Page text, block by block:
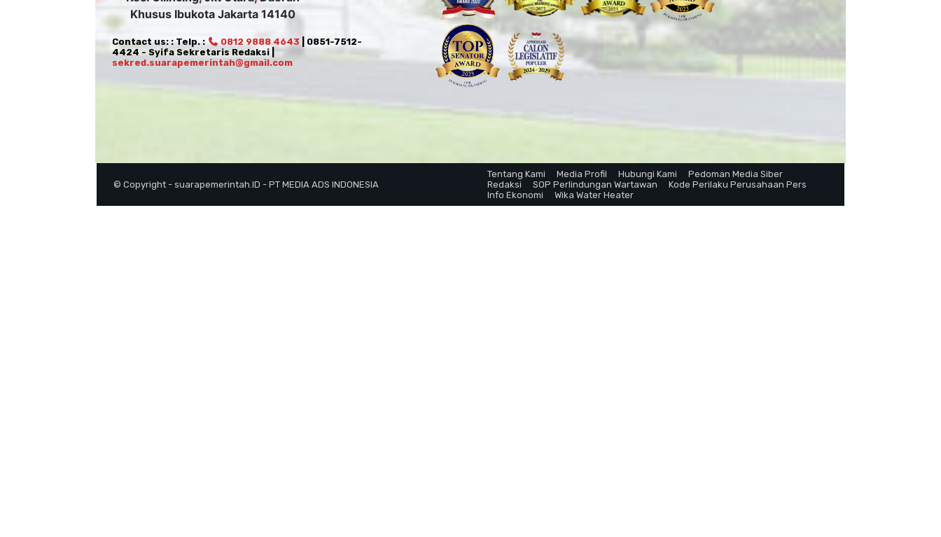
Khusus Ibukota Jakarta 14140
Contact us: : Telp. : 0812 9888 4643 | 0851-7512-
4424 - Syifa Sekretaris Redaksi |
sekred.suarapemerintah@gmail.com
© Copyright - suarapemerintah.ID - PT MEDIA ADS INDONESIA
Tentang Kami Media Profil Hubungi Kami
Pedoman Media Siber
Redaksi
SOP Perlindungan Wartawan
Kode Perilaku Perusahaan Pers
Info Ekonomi
Wika Water Heater